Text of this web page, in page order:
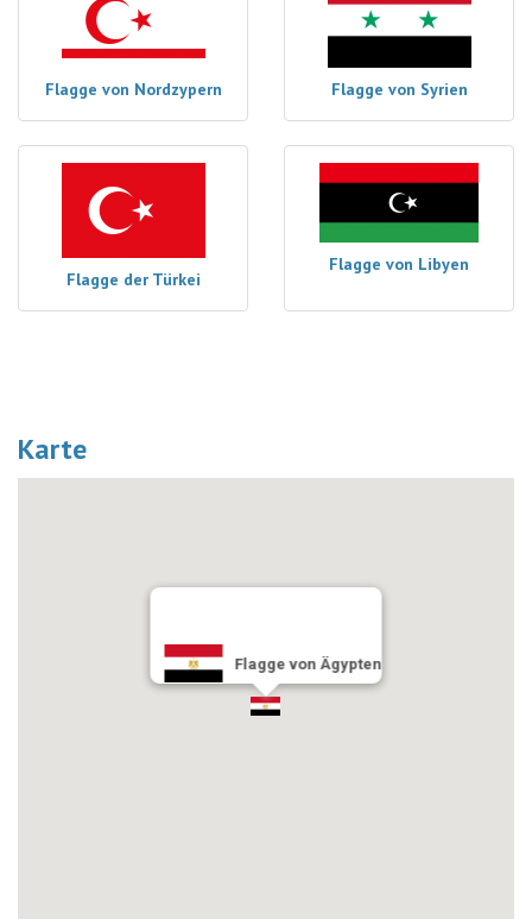
Flagge von Nordzypern Flagge von Syrien
Flagge der Türkei
Flagge von Libyen
Karte
Flagge von Ägypten